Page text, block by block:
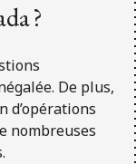
?
De plus,
d’opérations
nombreuses